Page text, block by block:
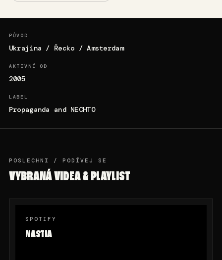
PŮVOD
Ukrajina / Řecko / Amsterdam
AKTIVNÍ OD
2005
LABEL
Propaganda and NECHTO
POSLECHNI / PODÍVEJ SE
VYBRANÁ VIDEA & PLAYLIST
SPOTIFY
NASTIA